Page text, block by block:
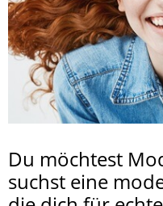
Du möchtest
suchst eine